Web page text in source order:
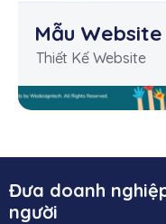
Mẫu
Thiết Kế Website
Đưa doanh
người